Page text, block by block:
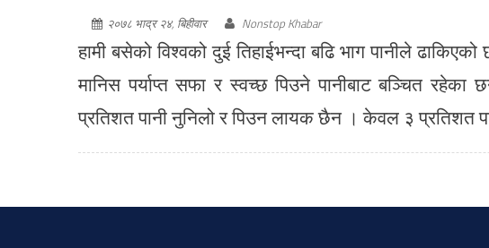
२०७८ भाद्र २४, बिहीवार Nonstop Khabar
हामी बसेको विश्वको दुई तिहाईभन्दा बढि भाग पानीले
मानिस पर्याप्त सफा र स्वच्छ पिउने पानीबाट बञ्चित
प्रतिशत पानी नुनिलो र पिउन लायक छैन । केवल ३ प्रतिशत